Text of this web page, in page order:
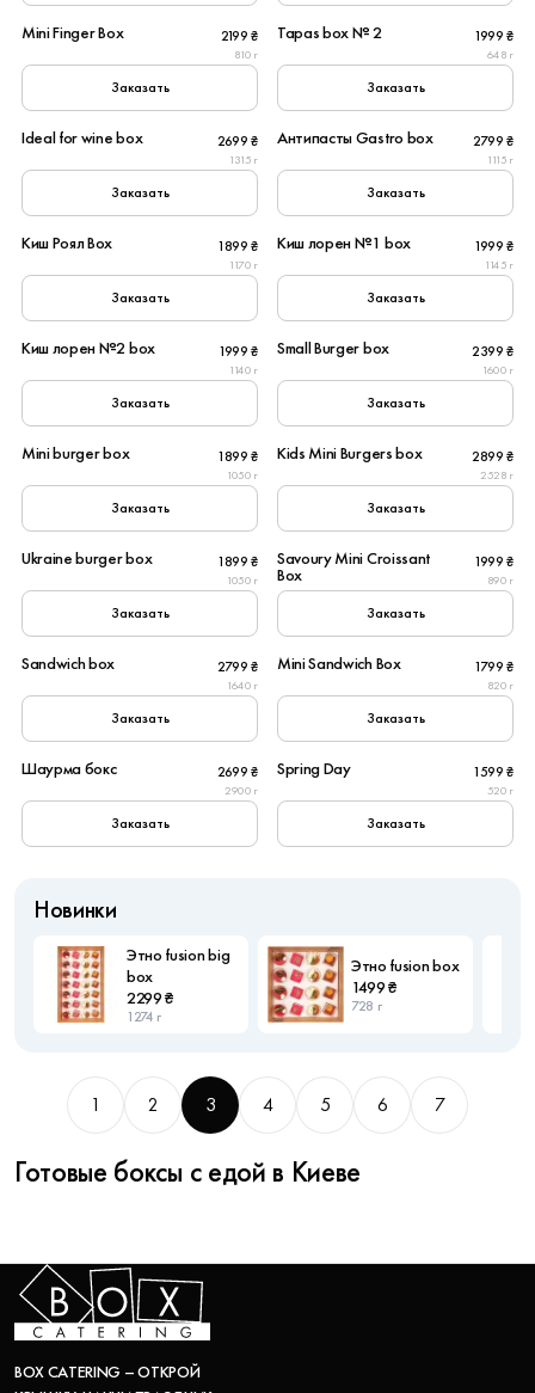
New
Mini Finger Box 2199 ₴
810 г
Заказать
Tapas box № 2 1999 ₴
648 г
Заказать
Ideal for wine box 2699 ₴
1315 г
Заказать
Антипасты Gastro box 2799 ₴
1115 г
Заказать
Киш Роял Box 1899 ₴
1170 г
Заказать
Киш лорен №1 box 1999 ₴
1145 г
Заказать
Популярное
Киш лорен №2 box 1999 ₴
1140 г
Заказать
Small Burger box 2399 ₴
1600 г
Заказать
Популярное
Mini burger box 1899 ₴
1050 г
Заказать
Kids Mini Burgers box 2899 ₴
2528 г
Заказать
Ukraine burger box 1899 ₴
1050 г
Заказать
New
Savoury Mini Croissant
Box
1999 ₴
890 г
Заказать
Sandwich box 2799 ₴
1640 г
Заказать
Mini Sandwich Box 1799 ₴
820 г
Заказать
Шаурма бокс 2699 ₴
2900 г
Заказать
Spring Day 1599 ₴
520 г
Заказать
Новинки
Этно fusion big
box
2299 ₴
1274 г
Этно fusion box
1499 ₴
728 г
1 2 3 4 5 6 7
Готовые боксы с едой в Киеве
BOX CATERING – ОТКРОЙ